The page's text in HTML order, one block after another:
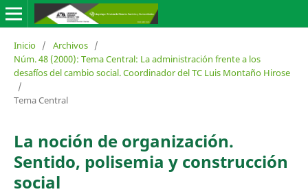
Inicio / Archivos /
Núm. 48 (2000): Tema Central: La administración frente a los
desafíos del cambio social. Coordinador del TC Luis Montaño Hirose
/
Tema Central
La noción de organización.
Sentido, polisemia y construcción
social